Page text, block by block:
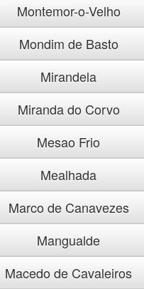
Montemor-o-Velho
Mondim de Basto
Mirandela
Miranda do Corvo
Mesao Frio
Mealhada
Marco de Canavezes
Mangualde
Macedo de Cavaleiros